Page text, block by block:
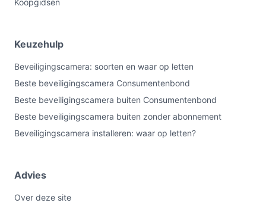
Koopgidsen
Keuzehulp
Beveiligingscamera: soorten en waar op letten
Beste beveiligingscamera Consumentenbond
Beste beveiligingscamera buiten Consumentenbond
Beste beveiligingscamera buiten zonder abonnement
Beveiligingscamera installeren: waar op letten?
Advies
Over deze site